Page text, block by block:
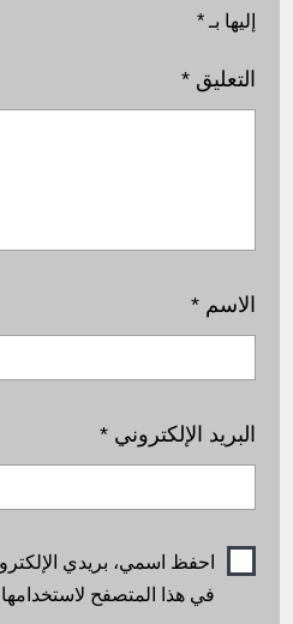
إليها بـ*
التعليق*
الاسم*
البريد الإلكتروني*
احفظ اسمي، بريدي
في هذا المتصفح